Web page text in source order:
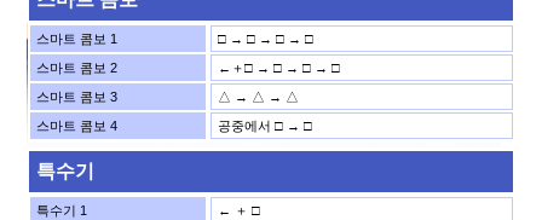
스마트 콤보 1
□ → □ → □ → □
스마트 콤보 2
←＋□ → □ → □ → □
스마트 콤보 3
△ → △ → △
스마트 콤보 4
공중에서 □ → □
특수기
특수기 1
← ＋ □